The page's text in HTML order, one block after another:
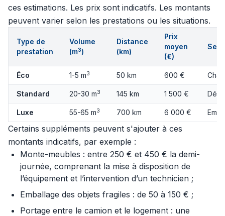
ces estimations. Les prix sont indicatifs. Les montants
peuvent varier selon les prestations ou les situations.
Type de
prestation
Volume
(m3)
Distance
(km)
Prix
moyen
(€)
Éco 1-5 m3 50 km 600 €
Standard 20-30 m3 145 km 1 500 €
Luxe 55-65 m3 700 km 6 000 €
Certains suppléments peuvent s'ajouter à ces
montants indicatifs, par exemple :
Monte-meubles : entre 250 € et 450 € la demi-
journée, comprenant la mise à disposition de
l’équipement et l’intervention d’un technicien ;
Emballage des objets fragiles : de 50 à 150 € ;
Portage entre le camion et le logement : une